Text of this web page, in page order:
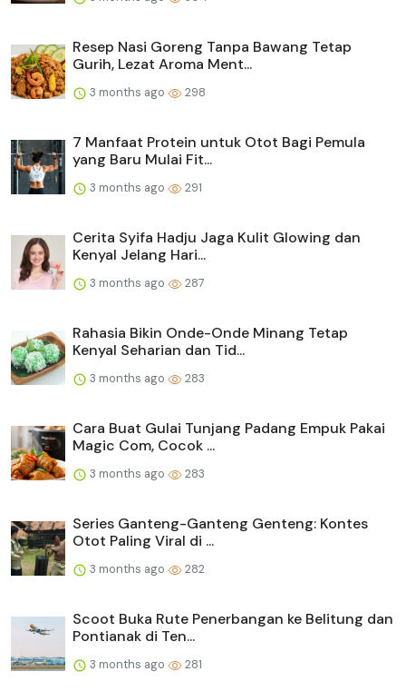
Resep Nasi Goreng Tanpa Bawang Tetap
Gurih, Lezat Aroma Ment...
3 months ago 298
7 Manfaat Protein untuk Otot Bagi Pemula
yang Baru Mulai Fit...
3 months ago 291
Cerita Syifa Hadju Jaga Kulit Glowing dan
Kenyal Jelang Hari...
3 months ago 287
Rahasia Bikin Onde-Onde Minang Tetap
Kenyal Seharian dan Tid...
3 months ago 283
Cara Buat Gulai Tunjang Padang Empuk Pakai
Magic Com, Cocok ...
3 months ago 283
Series Ganteng-Ganteng Genteng: Kontes
Otot Paling Viral di ...
3 months ago 282
Scoot Buka Rute Penerbangan ke Belitung dan
Pontianak di Ten...
3 months ago 281